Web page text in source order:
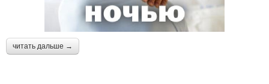
читать дальше →